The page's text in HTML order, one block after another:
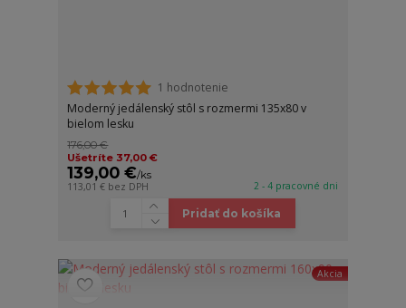
1 hodnotenie
Moderný jedálenský stôl s rozmermi 135x80 v
bielom lesku
176,00 €
Ušetríte 37,00 €
139,00 €/ks
113,01 € bez DPH 2 - 4 pracovné dni
Pridať do košíka
Akcia